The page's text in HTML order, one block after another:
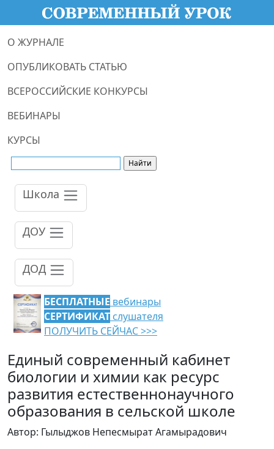
О ЖУРНАЛЕ
ОПУБЛИКОВАТЬ СТАТЬЮ
ВСЕРОССИЙСКИЕ КОНКУРСЫ
ВЕБИНАРЫ
КУРСЫ
Школа
ДОУ
ДОД
БЕСПЛАТНЫЕ вебинары
СЕРТИФИКАТ слушателя
ПОЛУЧИТЬ СЕЙЧАС >>>
Единый современный кабинет
биологии и химии как ресурс
развития естественнонаучного
образования в сельской школе
Автор: Гылыджов Непесмырат Агамырадович